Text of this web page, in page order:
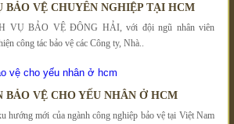
BẢO VỆ CHUYÊN NGHIỆP TẠI HCM
VỤ BẢO VỆ ĐÔNG HẢI, với đội ngũ nhân viên
công tác bảo vệ các Công ty, Nhà..
BẢO VỆ CHO YẾU NHÂN Ở HCM
hướng mới của ngành công nghiệp bảo vệ tại Việt Nam